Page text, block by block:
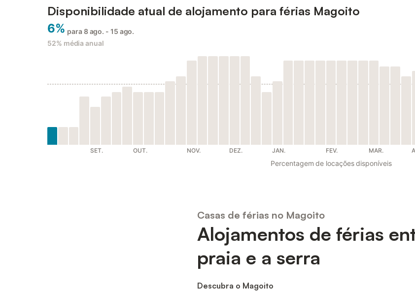
Disponibilidade atual de alojamento para férias Magoito
6% para 8 ago. - 15 ago.
52% média anual
SET. OUT. NOV. DEZ. JAN. FEV. MAR.
Percentagem de locações disponíveis
Casas de férias no Magoito
Alojamentos de férias
praia e a serra
Descubra o Magoito